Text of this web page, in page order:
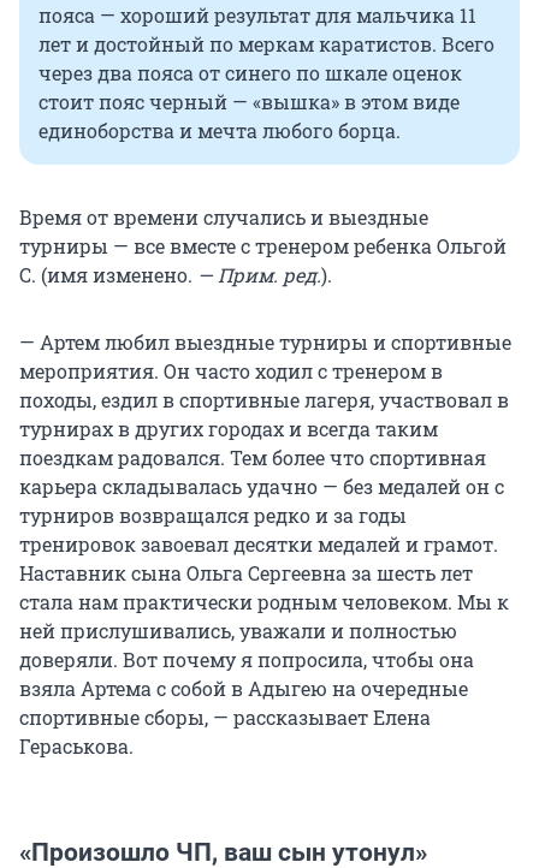
пояса — хороший результат для мальчика 11
лет и достойный по меркам каратистов. Всего
через два пояса от синего по шкале оценок
стоит пояс черный — «вышка» в этом виде
единоборства и мечта любого борца.
Время от времени случались и выездные
турниры — все вместе с тренером ребенка Ольгой
С. (имя изменено. — Прим. ред.).
— Артем любил выездные турниры и спортивные
мероприятия. Он часто ходил с тренером в
походы, ездил в спортивные лагеря, участвовал в
турнирах в других городах и всегда таким
поездкам радовался. Тем более что спортивная
карьера складывалась удачно — без медалей он с
турниров возвращался редко и за годы
тренировок завоевал десятки медалей и грамот.
Наставник сына Ольга Сергеевна за шесть лет
стала нам практически родным человеком. Мы к
ней прислушивались, уважали и полностью
доверяли. Вот почему я попросила, чтобы она
взяла Артема с собой в Адыгею на очередные
спортивные сборы, — рассказывает Елена
Гераськова.
«Произошло ЧП, ваш сын утонул»